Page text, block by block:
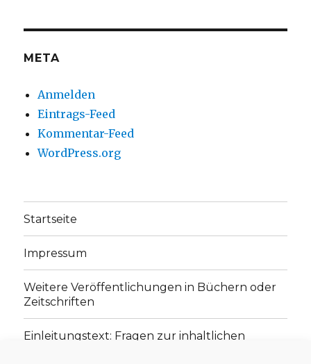
anzeigenanzeigen
META
Anmelden
Eintrags-Feed
Kommentar-Feed
WordPress.org
Startseite
Impressum
Weitere Veröffentlichungen in Büchern oder
Zeitschriften
Einleitungstext: Fragen zur inhaltlichen